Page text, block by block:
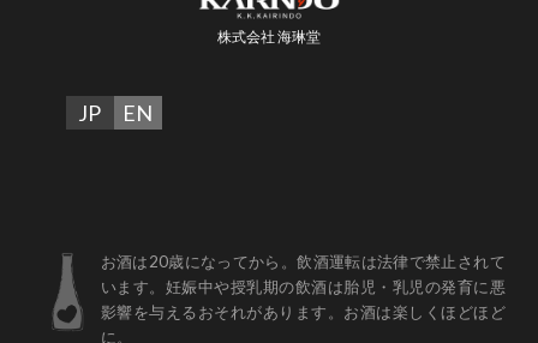
株式会社 海琳堂
JP EN
お酒は20歳になってから。飲酒運転は法律で禁止されて
います。妊娠中や授乳期の飲酒は胎児・乳児の発育に悪
影響を与えるおそれがあります。お酒は楽しくほどほど
に。